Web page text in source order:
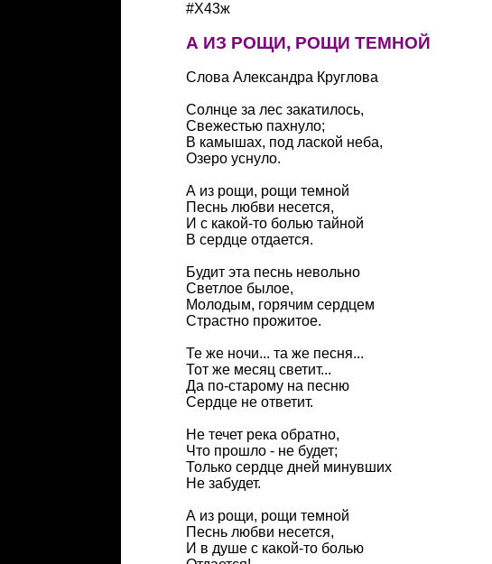
#Х43ж
А ИЗ РОЩИ, РОЩИ ТЕМНОЙ
Слова Александра Круглова
Солнце за лес закатилось,
Свежестью пахнуло;
В камышах, под лаской неба,
Озеро уснуло.
А из рощи, рощи темной
Песнь любви несется,
И с какой-то болью тайной
В сердце отдается.
Будит эта песнь невольно
Светлое былое,
Молодым, горячим сердцем
Страстно прожитое.
Те же ночи... та же песня...
Тот же месяц светит...
Да по-старому на песню
Сердце не ответит.
Не течет река обратно,
Что прошло - не будет;
Только сердце дней минувших
Не забудет.
А из рощи, рощи темной
Песнь любви несется,
И в душе с какой-то болью